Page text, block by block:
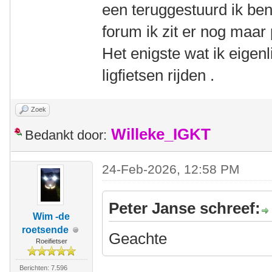
een teruggestuurd ik
forum ik zit er nog maar
Het enigste wat ik
ligfietsen rijden .
Zoek
Bedankt door: Willeke_IGKT
Wim -de
roetsende
Roeifietser
Berichten: 7.596
24-Feb-2026, 12:58 PM
Peter Janse schreef:
Geachte